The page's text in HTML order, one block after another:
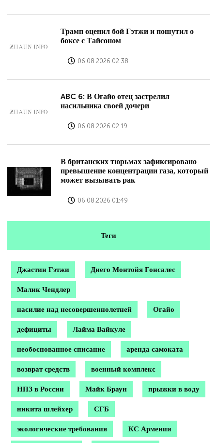
Трамп оценил бой Гэтжи и пошутил о
боксе с Тайсоном
06.08.2026 02:38
ABC 6: В Огайо отец застрелил
насильника своей дочери
06.08.2026 02:19
В британских тюрьмах зафиксировано
превышение концентрации газа, который
может вызывать рак
06.08.2026 01:49
Теги
Джастин Гэтжи Диего Монтойя Гонсалес
Малик Чендлер
насилие над несовершеннолетней Огайо
дефициты Лайма Вайкуле
необоснованное списание аренда самоката
возврат средств военный комплекс
НПЗ в России Майк Браун прыжки в воду
никита шлейхер СГБ
экологические требования КС Армении